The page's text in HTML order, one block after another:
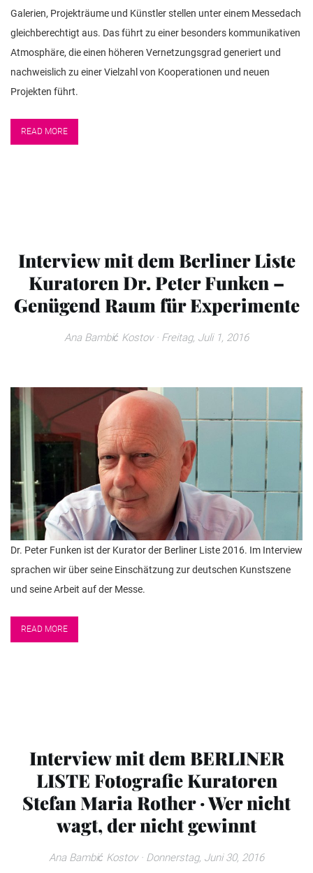
Galerien, Projekträume und Künstler stellen unter einem Messedach
gleichberechtigt aus. Das führt zu einer besonders kommunikativen
Atmosphäre, die einen höheren Vernetzungsgrad generiert und
nachweislich zu einer Vielzahl von Kooperationen und neuen
Projekten führt.
READ MORE
Interview mit dem Berliner Liste
Kuratoren Dr. Peter Funken –
Genügend Raum für Experimente
Ana Bambić Kostov· Freitag, Juli 1, 2016
Dr. Peter Funken ist der Kurator der Berliner Liste 2016. Im Interview
sprachen wir über seine Einschätzung zur deutschen Kunstszene
und seine Arbeit auf der Messe.
READ MORE
Interview mit dem BERLINER
LISTE Fotografie Kuratoren
Stefan Maria Rother · Wer nicht
wagt, der nicht gewinnt
Ana Bambić Kostov· Donnerstag, Juni 30, 2016